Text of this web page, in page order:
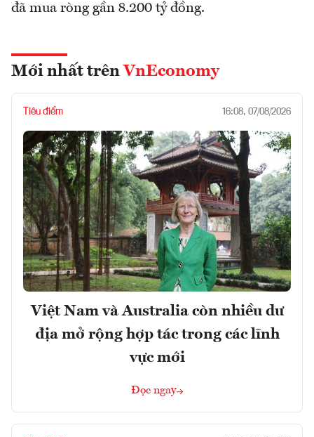
đã mua ròng gần 8.200 tỷ đồng.
Mới nhất trên VnEconomy
Tiêu điểm 16:08, 07/08/2026
Việt Nam và Australia còn nhiều dư
địa mở rộng hợp tác trong các lĩnh
vực mới
Đọc ngay